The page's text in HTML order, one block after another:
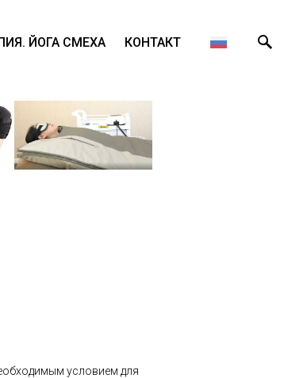
ЙОГА СМЕХА КОНТАКТ
условием для